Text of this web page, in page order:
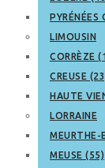
PYRÉNÉES
LIMOUSIN
CORRÈZE
CREUSE
HAUTE
LORRAINE
MEURTHE-
MEUSE (55)